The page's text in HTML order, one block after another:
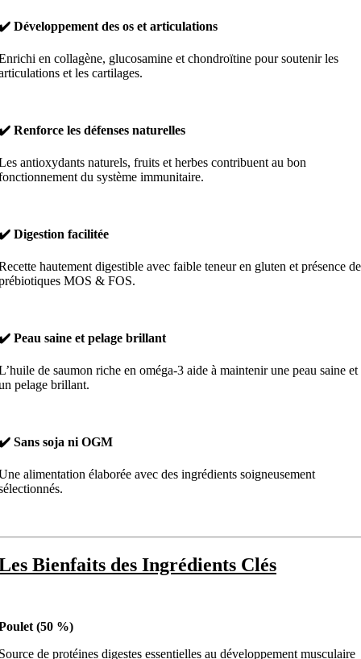
Développement des os et articulations
en collagène, glucosamine et chondroïtine pour soutenir les
et les cartilages.
Renforce les défenses naturelles
antioxydants naturels, fruits et herbes contribuent au bon
du système immunitaire.
Digestion facilitée
hautement digestible avec faible teneur en gluten et présence de
MOS & FOS.
Peau saine et pelage brillant
de saumon riche en oméga-3 aide à maintenir une peau saine et
pelage brillant.
Sans soja ni OGM
alimentation élaborée avec des ingrédients soigneusement
Bienfaits des Ingrédients Clés
(50 %)
de protéines digestes essentielles au développement musculaire